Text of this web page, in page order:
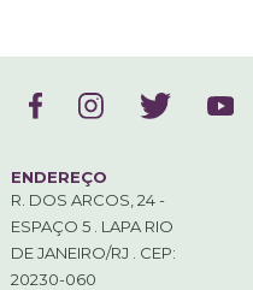
ENDEREÇO
R. DOS ARCOS, 24 -
ESPAÇO 5 . LAPA RIO
DE JANEIRO/RJ . CEP:
20230-060